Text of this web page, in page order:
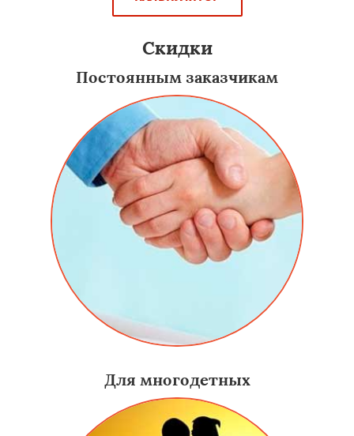
Скидки
Постоянным заказчикам
Для многодетных